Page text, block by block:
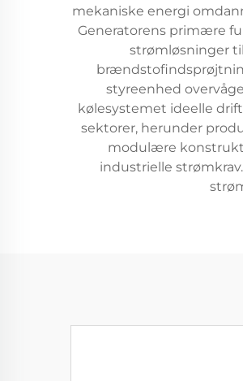
mekaniske energi
Generatorens primære
strømløsninger
styreenhed
kølesystemet ideelle
sektorer, herunder
modulære
industrielle